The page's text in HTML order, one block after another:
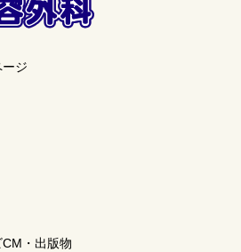
ジ
・出版物